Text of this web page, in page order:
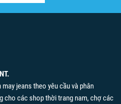
jeans theo yêu cầu và phân
cho các shop thời trang nam, chợ các